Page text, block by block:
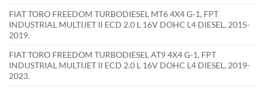
FIAT TORO FREEDOM TURBODIESEL MT6 4X4 G-1, FPT
INDUSTRIAL MULTIJET II ECD 2.0 L 16V DOHC L4 DIESEL, 2015-
2019.
FIAT TORO FREEDOM TURBODIESEL AT9 4X4 G-1, FPT
INDUSTRIAL MULTIJET II ECD 2.0 L 16V DOHC L4 DIESEL, 2019-
2023.